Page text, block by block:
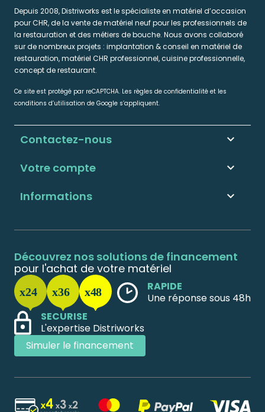
Depuis 2008, Distriworks est le spécialiste en matériel d’occasion
pour CHR, de la vente de matériel neuf pour les professionnels de
la restauration et des métiers de bouche. Nous avons collaboré
sur de nombreux projets : implantation & conseil en matériel de
restauration, matériel CHR professionnel, cuisine professionnelle,
concept de restaurant.
Ce site est protégé par reCAPTCHA. Les règles de confidentialité et les
conditions d’utilisation de Google s’appliquent.
Informations 
Votre compte 
Contactez-nous keyboard_arrow_down
Découvrez nos solutions de financement
pour l'achat de votre matériel
RAPIDE
Une réponse sous 48h
SECURISE
L'expertise Distriworks
Simuler le financement